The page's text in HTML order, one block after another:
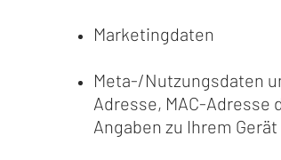
Marketingdaten
Meta-/Nutzungsdaten
Adresse, MAC-Adresse
Angaben zu Ihrem